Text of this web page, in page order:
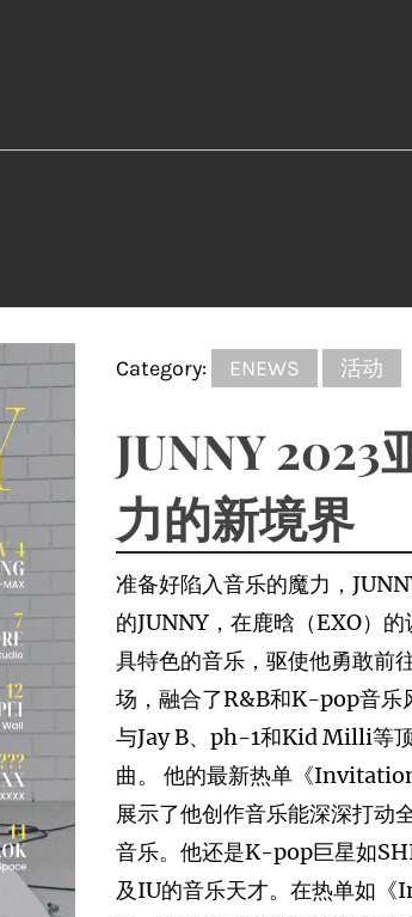
Category: ENEWS 活动
JUNNY 2023
力的新境界
准备好陷入音乐的魔力，
的JUNNY，在鹿晗（EXO）
具特色的音乐，驱使他勇敢前
场，融合了R&B和K-pop音乐
与Jay B、ph-1和Kid Milli等
曲。 他的最新热单《
展示了他创作音乐能深深打动
音乐。他还是K-pop巨星如
及IU的音乐天才。在热单如